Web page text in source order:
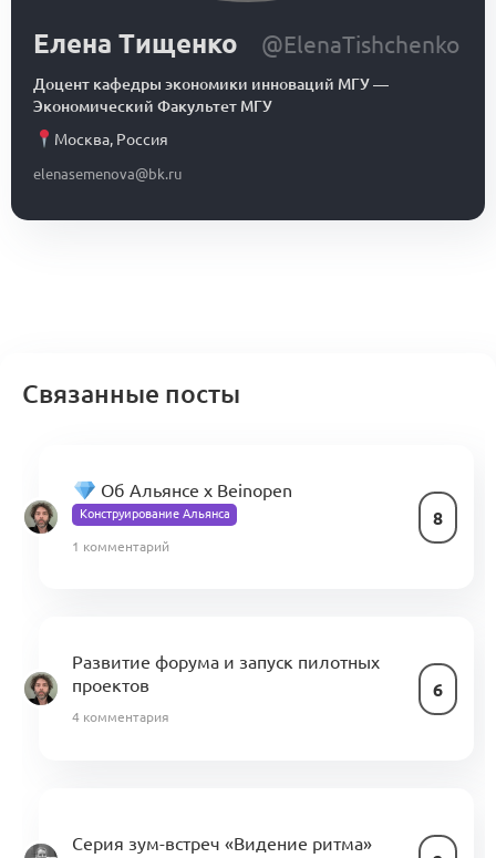
Елена Тищенко @ElenaTishchenko
Доцент кафедры экономики инноваций МГУ—
Экономический Факультет МГУ
Москва, Россия
elenasemenova@bk.ru
Связанные посты
Об Альянсе х Beinopen
Конструирование Альянса 8
1 комментарий
Развитие форума и запуск пилотных
проектов
6
4 комментария
Серия зум-встреч «Видение ритма»